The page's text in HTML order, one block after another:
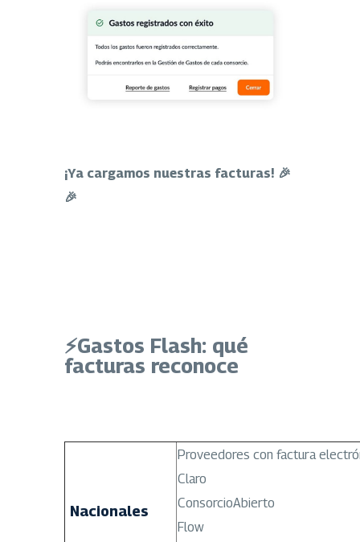
¡Ya cargamos nuestras facturas! 🎉
🎉
⚡Gastos Flash: qué
facturas reconoce
Nacionales
Proveedores con factura
Claro
ConsorcioAbierto
Flow